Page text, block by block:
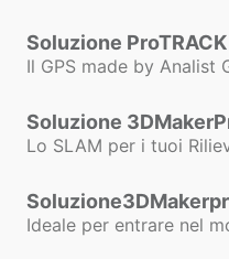
Soluzione ProTRACK
Il GPS made by Analist
Soluzione
Lo SLAM per i tuoi
Ideale per entrare nel
Ti facilita il
Offre esempi e